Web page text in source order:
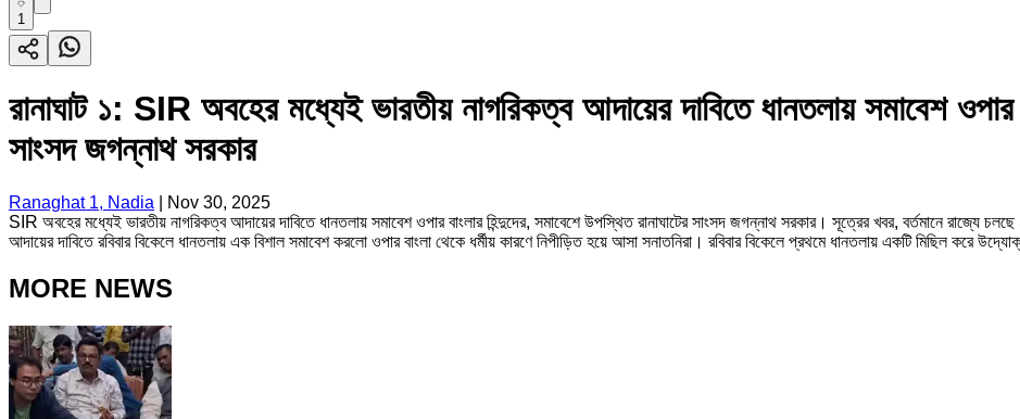
1
রানাঘাট ১: SIR অবহের মধ্যেই ভারতীয় নাগরিকত্ব আদায়ের দাবিতে ধানতলায় সমাবেশ ওপার
সাংসদ জগন্নাথ সরকার
Ranaghat 1, Nadia
Nov 30, 2025
SIR অবহের মধ্যেই ভারতীয় নাগরিকত্ব আদায়ের দাবিতে ধানতলায় সমাবেশ ওপার বাংলার হিন্দুদের, সমাবেশে উপস্থিত রানাঘাটের সাংসদ জগন্নাথ সরকার। সূত্রের খবর, বর্তমানে
আদায়ের দাবিতে রবিবার বিকেলে ধানতলায় এক বিশাল সমাবেশ করলো ওপার বাংলা থেকে ধর্মীয় কারণে নিপীড়িত হয়ে আসা সনাতনিরা। রবিবার বিকেলে প্রথমে ধানতলায় একটি মিছিল করে
MORE NEWS